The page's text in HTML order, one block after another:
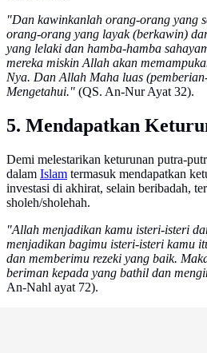
"Dan kawinkanlah orang-orang yang
orang-orang yang layak (berkawin)
yang lelaki dan hamba-hamba
mereka miskin Allah akan
Nya. Dan Allah Maha luas
Mengetahui." (QS. An-Nur Ayat 32).
5. Mendapatkan
Demi melestarikan keturunan putra-
dalam Islam termasuk mendapatkan
investasi di akhirat, selain beribadah,
sholeh/sholehah.
"Allah menjadikan kamu isteri-isteri
menjadikan bagimu isteri-isteri kamu
dan memberimu rezeki yang baik.
beriman kepada yang bathil dan
An-Nahl ayat 72).